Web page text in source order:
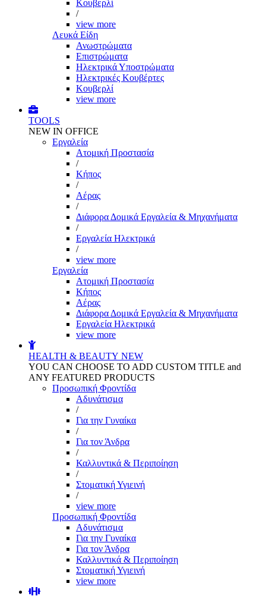
Κουβερλί
/
view more
Λευκά Είδη
Ανωστρώματα
Επιστρώματα
Ηλεκτρικά Υποστρώματα
Ηλεκτρικές Κουβέρτες
Κουβερλί
view more
TOOLS
NEW IN OFFICE
Εργαλεία
Aτομική Προστασία
/
Kήπος
/
Αέρας
/
Διάφορα Δομικά Εργαλεία & Μηχανήματα
/
Εργαλεία Ηλεκτρικά
/
view more
Εργαλεία
Aτομική Προστασία
Kήπος
Αέρας
Διάφορα Δομικά Εργαλεία & Μηχανήματα
Εργαλεία Ηλεκτρικά
view more
HEALTH & BEAUTY NEW
YOU CAN CHOOSE TO ADD CUSTOM TITLE and
ANY FEATURED PRODUCTS
Προσωπική Φροντίδα
Αδυνάτισμα
/
Για την Γυναίκα
/
Για τον Άνδρα
/
Καλλυντικά & Περιποίηση
/
Στοματική Υγιεινή
/
view more
Προσωπική Φροντίδα
Αδυνάτισμα
Για την Γυναίκα
Για τον Άνδρα
Καλλυντικά & Περιποίηση
Στοματική Υγιεινή
view more